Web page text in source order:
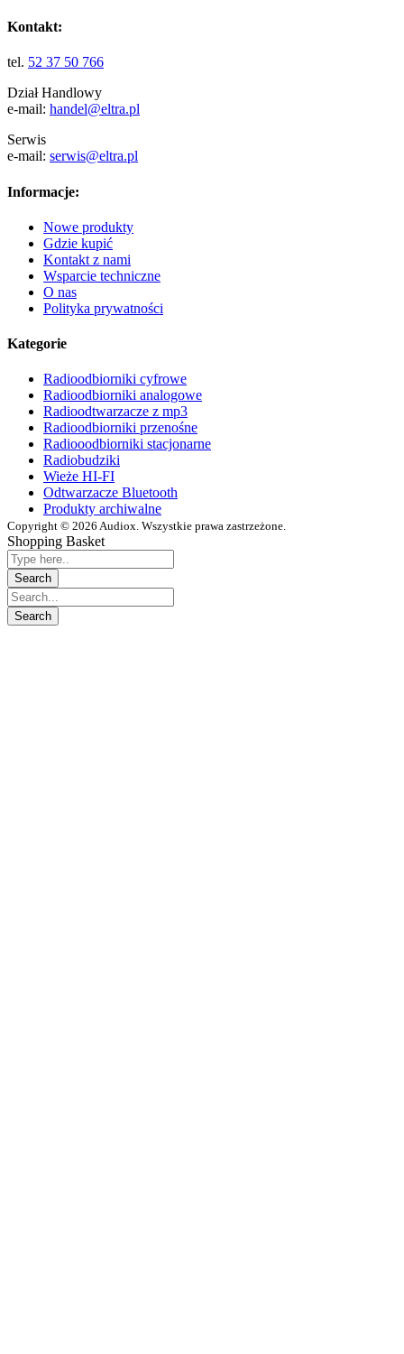
Kontakt:
tel. 52 37 50 766
Dział Handlowy
e-mail: handel@eltra.pl
Serwis
e-mail: serwis@eltra.pl
Informacje:
Nowe produkty
Gdzie kupić
Kontakt z nami
Wsparcie techniczne
O nas
Polityka prywatności
Kategorie
Radioodbiorniki cyfrowe
Radioodbiorniki analogowe
Radioodtwarzacze z mp3
Radioodbiorniki przenośne
Radiooodbiorniki stacjonarne
Radiobudziki
Wieże HI-FI
Odtwarzacze Bluetooth
Produkty archiwalne
Copyright © 2026 Audiox. Wszystkie prawa zastrzeżone.
Shopping Basket